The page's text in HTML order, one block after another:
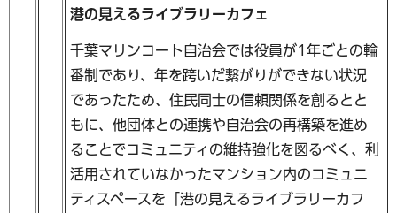
港の見えるライブラリーカフェ
千葉マリンコート自治会では役員が1年ごとの輪
番制であり、年を跨いだ繋がりができない状況
であったため、住民同士の信頼関係を創るとと
もに、他団体との連携や自治会の再構築を進め
ることでコミュニティの維持強化を図るべく、利
活用されていなかったマンション内のコミュニ
ティスペースを「港の見えるライブラリーカフ